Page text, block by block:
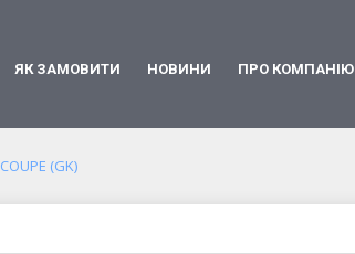
ЯК ЗАМОВИТИ НОВИНИ ПРО КОМПАНІЮ
COUPE (GK)